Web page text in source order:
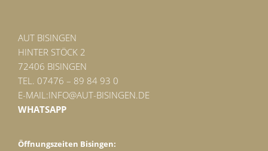
AUT BISINGEN
HINTER STÖCK 2
72406 BISINGEN
TEL. 07476 – 89 84 93 0
E-MAIL:INFO@AUT-BISINGEN.DE
WHATSAPP
Öffnungszeiten Bisingen: